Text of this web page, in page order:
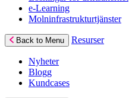
e-Learning
Molninfrastrukturtjänster
Back to Menu Resurser
Nyheter
Blogg
Kundcases